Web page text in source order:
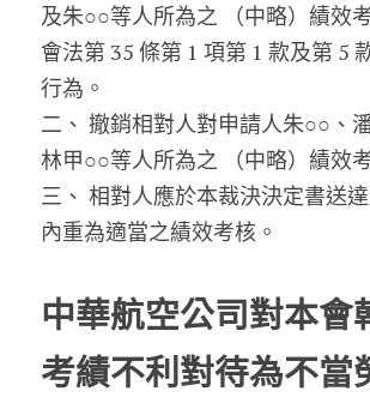
及朱○○等人所為之 （中略）績效
會法第 35 條第 1 項第 1 款及第 5
行為。
二、 撤銷相對人對申請人朱○○、
林甲○○等人所為之 （中略）績效
三、 相對人應於本裁決決定書送
內重為適當之績效考核。
中華航空公司對本會
考績不利對待為不當